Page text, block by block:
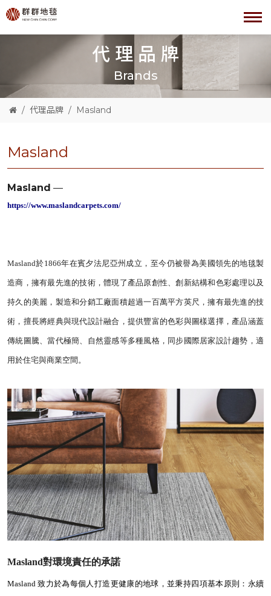
代理品牌
Brands
代理品牌 Masland
Masland
Masland —
https://www.maslandcarpets.com/
Masland於1866年在賓夕法尼亞州成立，至今仍被譽為美國領先的地毯製
造商，擁有最先進的技術，體現了產品原創性、創新結構和色彩處理以及
持久的美麗，製造和分銷工廠面積超過一百萬平方英尺，擁有最先進的技
術，擅長將經典與現代設計融合，提供豐富的色彩與圖樣選擇，產品涵蓋
傳統圖騰、當代極簡、自然靈感等多種風格，同步國際居家設計趨勢，適
用於住宅與商業空間。
Masland對環境責任的承諾
Masland 致力於為每個人打造更健康的地球，並秉持四項基本原則：永續